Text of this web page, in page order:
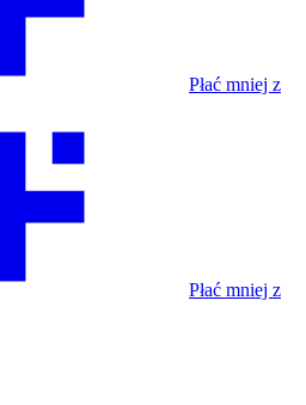
Płać mniej z
Płać mniej z